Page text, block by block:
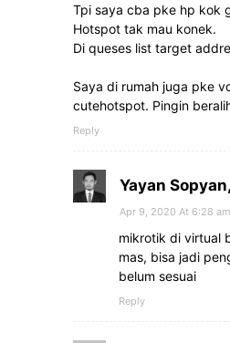
Tpi saya cba pke hp kok
Hotspot tak mau konek.
Di queses list target
Saya di rumah juga pke
cutehotspot. Pingin
Reply
Yayan
Apr 9, 2020 At 6:28 am
mikrotik di virtual
mas, bisa jadi
belum sesuai
Reply